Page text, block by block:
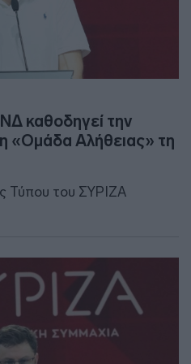
καθοδηγεί την
«Ομάδα Αλήθειας» τη
Τύπου του ΣΥΡΙΖΑ